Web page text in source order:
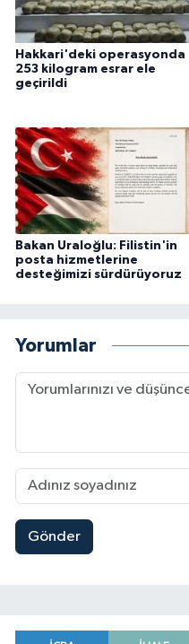
Hakkari'deki operasyonda
253 kilogram esrar ele
geçirildi
Bakan Uraloğlu: Filistin'in
posta hizmetlerine
desteğimizi sürdürüyoruz
Yorumlar
Gönder